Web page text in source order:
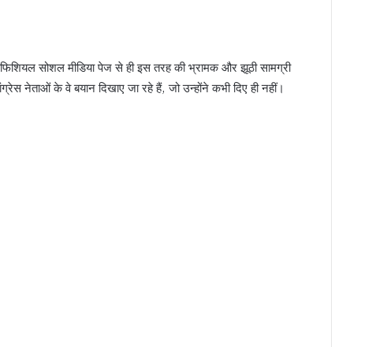
सोशल मीडिया पेज से ही इस तरह की भ्रामक और झूठी सामग्री
नेताओं के वे बयान दिखाए जा रहे हैं, जो उन्होंने कभी दिए ही नहीं।